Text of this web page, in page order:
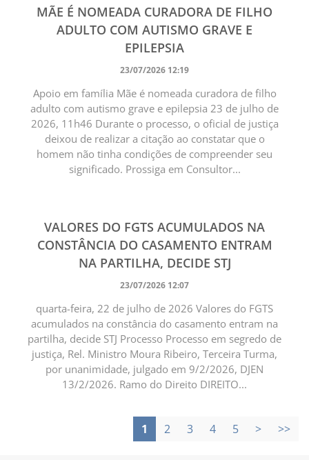
MÃE É NOMEADA CURADORA DE FILHO
ADULTO COM AUTISMO GRAVE E
EPILEPSIA
23/07/2026 12:19
Apoio em família Mãe é nomeada curadora de filho
adulto com autismo grave e epilepsia 23 de julho de
2026, 11h46 Durante o processo, o oficial de justiça
deixou de realizar a citação ao constatar que o
homem não tinha condições de compreender seu
significado. Prossiga em Consultor...
VALORES DO FGTS ACUMULADOS NA
CONSTÂNCIA DO CASAMENTO ENTRAM
NA PARTILHA, DECIDE STJ
23/07/2026 12:07
quarta-feira, 22 de julho de 2026 Valores do FGTS
acumulados na constância do casamento entram na
partilha, decide STJ Processo Processo em segredo de
justiça, Rel. Ministro Moura Ribeiro, Terceira Turma,
por unanimidade, julgado em 9/2/2026, DJEN
13/2/2026. Ramo do Direito DIREITO...
1 2 3 4 5 > >>